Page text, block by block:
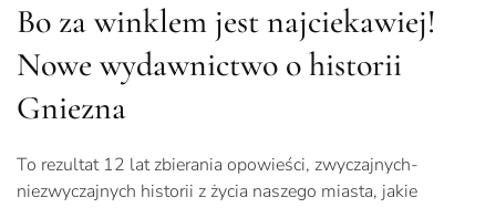
Bo za winklem jest najciekawiej!
Nowe wydawnictwo o historii
Gniezna
To rezultat 12 lat zbierania opowieści, zwyczajnych-
niezwyczajnych historii z życia naszego miasta, jakie